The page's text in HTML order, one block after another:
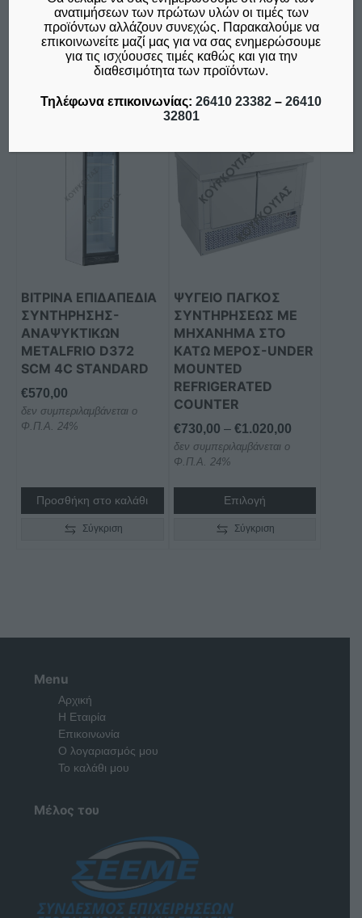
through
€2.890,00
Επιλογή
Σύγκριση
€1.150,00
Επιλογή
Σύγκριση
ΒΙΤΡΙΝΑ ΕΠΙΔΑΠΕΔΙΑ
ΣΥΝΤΗΡΗΣΗΣ-
ΑΝΑΨΥΚΤΙΚΩΝ
METALFRIO D372
SCM 4C STANDARD
€570,00
δεν συμπεριλαμβάνεται ο
Φ.Π.Α. 24%
Προσθήκη στο καλάθι
Σύγκριση
ΨΥΓΕΙΟ ΠΑΓΚΟΣ
ΣΥΝΤΗΡΗΣΕΩΣ ΜΕ
ΜΗΧΑΝΗΜΑ ΣΤΟ
ΚΑΤΩ ΜΕΡΟΣ-UNDER
MOUNTED
REFRIGERATED
COUNTER
€730,00 – €1.020,00Price
through
δεν συμπεριλαμβάνεται ο
Φ.Π.Α. 24%
Επιλογή
το
παραλλαγές.
μπορούν
να
επιλεγούν
στη
σελίδα
του
προϊόντος
Σύγκριση
Menu
Αρχική
Η Εταιρία
Επικοινωνία
Ο λογαριασμός μου
Το καλάθι μου
Μέλος του
ανατιμήσεων των πρώτων υλών οι τιμές των
προϊόντων αλλάζουν συνεχώς. Παρακαλούμε να
επικοινωνείτε μαζί μας για να σας ενημερώσουμε
για τις ισχύουσες τιμές καθώς και για την
διαθεσιμότητα των προϊόντων.
Τηλέφωνα επικοινωνίας: 26410 23382 – 26410
32801